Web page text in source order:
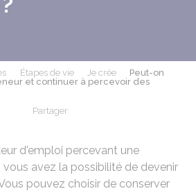
Étapes de vie Je crée
Peut-on
et continuer à percevoir des
Partager
d'emploi percevant une
avez la possibilité de devenir
pouvez choisir de conserver